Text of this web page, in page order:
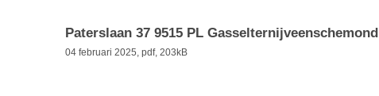
Paterslaan 37 9515 PL Gasselternijveenschemond
04 februari 2025, pdf, 203kB